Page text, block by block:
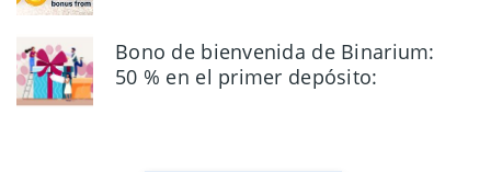
Bono de bienvenida de Binarium:
50 % en el primer depósito: